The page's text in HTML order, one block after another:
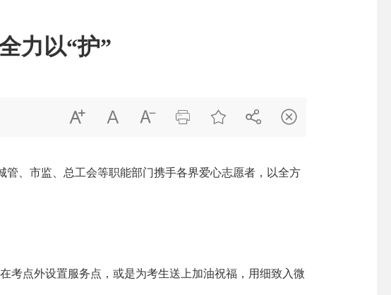
力以“护”
      
、市监、总工会等职能部门携手各界爱心志愿者，以全方
点外设置服务点，或是为考生送上加油祝福，用细致入微